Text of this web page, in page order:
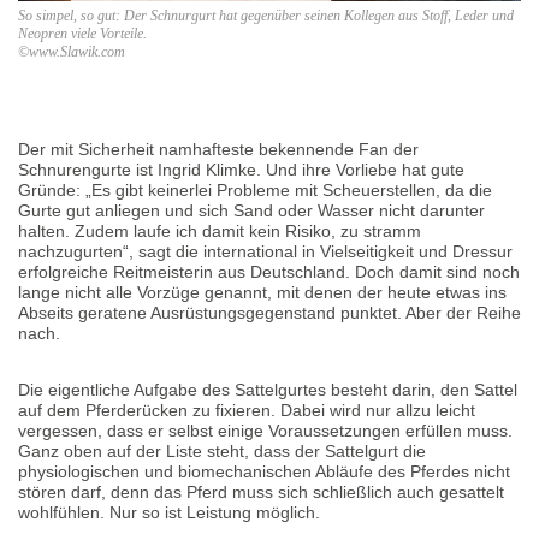
So simpel, so gut: Der Schnurgurt hat gegenüber seinen Kollegen aus Stoff, Leder und
Neopren viele Vorteile.
©www.Slawik.com
Der mit Sicherheit namhafteste bekennende Fan der
Schnurengurte ist Ingrid Klimke. Und ihre Vorliebe hat gute
Gründe: „Es gibt keinerlei Probleme mit Scheuerstellen, da die
Gurte gut anliegen und sich Sand oder Wasser nicht darunter
halten. Zudem laufe ich damit kein Risiko, zu stramm
nachzugurten“, sagt die international in Vielseitigkeit und Dressur
erfolgreiche Reitmeisterin aus Deutschland. Doch damit sind noch
lange nicht alle Vorzüge genannt, mit denen der heute etwas ins
Abseits geratene Ausrüstungsgegenstand punktet. Aber der Reihe
nach.
Die eigentliche Aufgabe des Sattelgurtes besteht darin, den Sattel
auf dem Pferderücken zu fixieren. Dabei wird nur allzu leicht
vergessen, dass er selbst einige Voraussetzungen erfüllen muss.
Ganz oben auf der Liste steht, dass der Sattelgurt die
physiologischen und biomechanischen Abläufe des Pferdes nicht
stören darf, denn das Pferd muss sich schließlich auch gesattelt
wohlfühlen. Nur so ist Leistung möglich.